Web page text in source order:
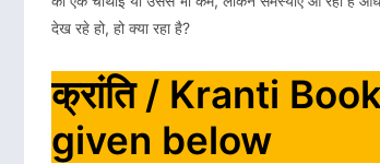
देख रहे हो, हो क्या रहा है?
क्रांति / Kranti
given below